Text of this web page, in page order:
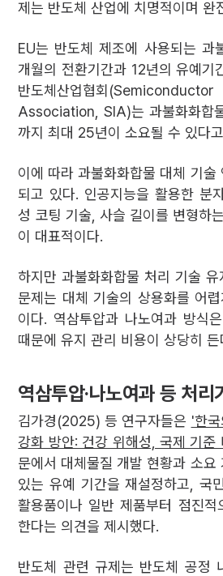
제는 반도체 산업에 치명적이며 완
EU는 반도체 제조에 사용되는 과
개월의 전환기간과 12년의 유예기
반도체산업협회
Association, SIA)는 과불화화합
까지 최대 25년이 소요될 수 있다
이에 따라 과불화화합물 대체 기술
되고 있다. 인공지능을 활용한 분
성 코팅 기술, 사슬 길이를 변형하
이 대표적이다.
하지만 과불화화합물 처리 기술
문제는 대체 기술의 상용화를 어
이다. 역삼투압과 나노여과 방식
때문에 유지 관리 비용이 상당히 든
역삼투압·나노여과 등 처리
김가경(2025) 등 연구자들은 '한
강화 방안: 건강 위해성, 국제 기준
문에서 대체물질 개발 현황과 소요
있는 유예 기간을 재설정하고, 국
활용품이나 일반 제품부터 점진적
한다는 의견을 제시했다.
반도체 관련 규제는 반도체 공정